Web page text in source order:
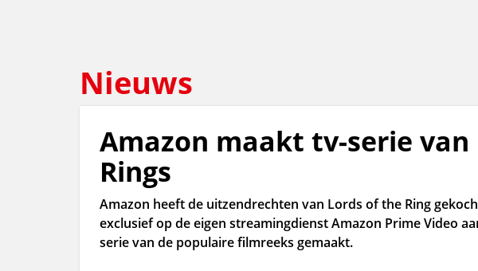
Nieuws
Amazon maakt tv-serie
Rings
Amazon heeft de uitzendrechten van Lords of the Ring
exclusief op de eigen streamingdienst Amazon Prime Video
serie van de populaire filmreeks gemaakt.